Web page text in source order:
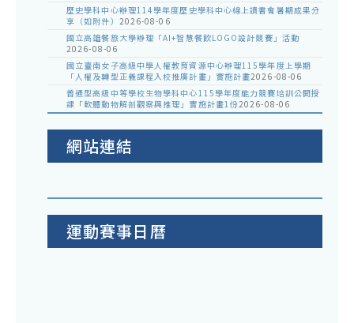
歷史學科中心辦理114學年度歷史學科中心線上讀書會暑期成果分
享（如附件） 2026-08-06
國立高雄餐旅大學辦理「AI+智慧餐飲LOGO設計競賽」活動
2026-08-06
國立臺南女子高級中學人權教育資源中心辦理115學年度上學期
「人權及轉型正義課程入校推廣計畫」實施計畫2026-08-06
普通型高級中等學校生物學科中心115學年度能力競賽培訓公開授
課「軟體動物解剖觀察與推理」實施計畫1份2026-08-06
網站連結
運動賽事日曆